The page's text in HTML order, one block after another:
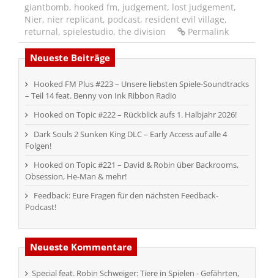
giantbomb, hooked fm, judgement, lost judgement,
Nier, nier replicant, podcast, resident evil village,
returnal, spielestudio, the division Permalink
Neueste Beiträge
Hooked FM Plus #223 – Unsere liebsten Spiele-Soundtracks
– Teil 14 feat. Benny von Ink Ribbon Radio
Hooked on Topic #222 – Rückblick aufs 1. Halbjahr 2026!
Dark Souls 2 Sunken King DLC – Early Access auf alle 4
Folgen!
Hooked on Topic #221 – David & Robin über Backrooms,
Obsession, He-Man & mehr!
Feedback: Eure Fragen für den nächsten Feedback-
Podcast!
Neueste Kommentare
Special feat. Robin Schweiger: Tiere in Spielen - Gefährten,